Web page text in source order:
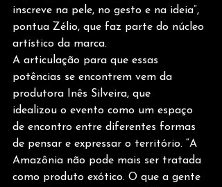
inscreve na pele, no gesto e na ideia”,
pontua Zélio, que faz parte do núcleo
artístico da marca.
A articulação para que essas
potências se encontrem vem da
produtora Inês Silveira, que
idealizou o evento como um espaço
de encontro entre diferentes formas
de pensar e expressar o território. “A
Amazônia não pode mais ser tratada
como produto exótico. O que a gente